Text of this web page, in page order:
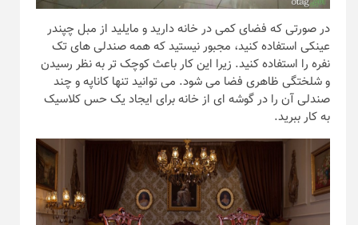
در صورتی که فضای کمی در خانه دارید و مایلید از مبل چپندر
عینکی استفاده کنید، مجبور نیستید که همه صندلی های تک
نفره را استفاده کنید. زیرا این کار باعث کوچک تر به نظر رسیدن
و شلختگی ظاهری فضا می شود. می توانید تنها کاناپه و چند
صندلی آن را در گوشه ای از خانه برای ایجاد یک حس کلاسیک
به کار ببرید.